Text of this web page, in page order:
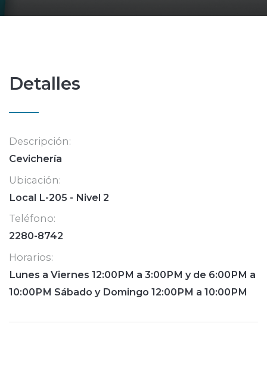
Detalles
Descripción:
Cevichería
Ubicación:
Local L-205 - Nivel 2
Teléfono:
2280-8742
Horarios:
Lunes a Viernes 12:00PM a 3:00PM y de 6:00PM a
10:00PM Sábado y Domingo 12:00PM a 10:00PM